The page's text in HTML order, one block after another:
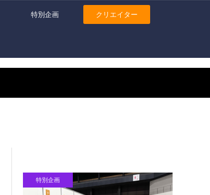
特別企画 クリエイター
特別企画